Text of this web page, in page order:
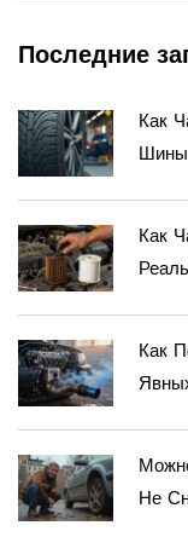
Последние
Как
Шины
Как
Как
Не